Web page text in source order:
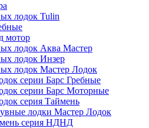
лодок Tulin
мотор
лодок Аква Мастер
лодок Инзер
лодок Мастер Лодок
серии Барс Гребные
серии Барс Моторные
серия Таймень
лодки Мастер Лодок
серия НДНД